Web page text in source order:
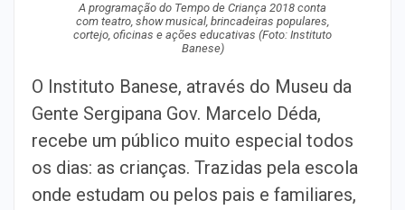
A programação do Tempo de Criança 2018 conta
com teatro, show musical, brincadeiras populares,
cortejo, oficinas e ações educativas (Foto: Instituto
Banese)
O Instituto Banese, através do Museu da
Gente Sergipana Gov. Marcelo Déda,
recebe um público muito especial todos
os dias: as crianças. Trazidas pela escola
onde estudam ou pelos pais e familiares,